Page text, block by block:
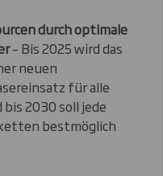
durch optimale
– Bis 2025 wird das
neuen
für alle
2030 soll jede
bestmöglich